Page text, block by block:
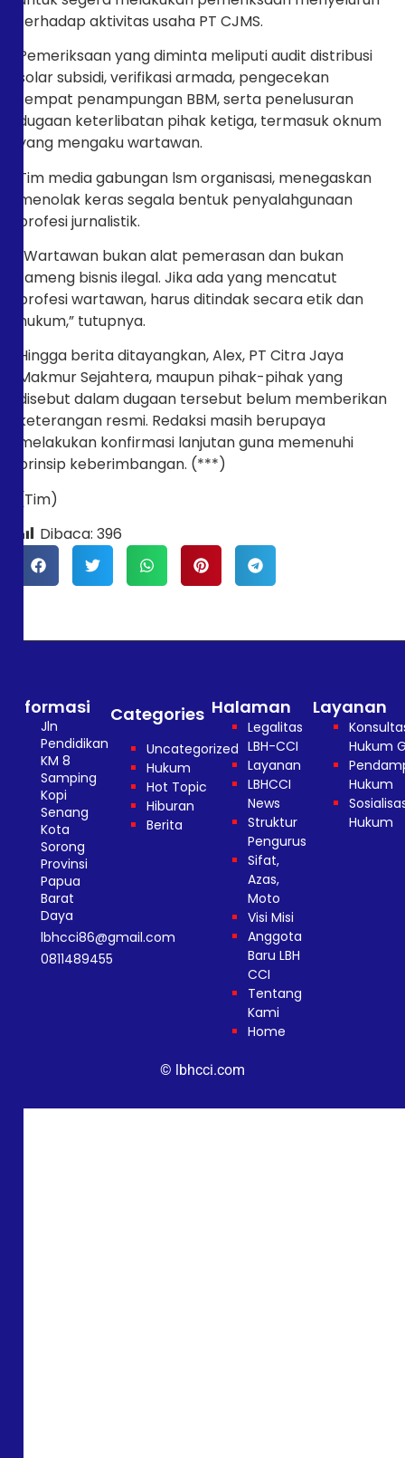
terhadap aktivitas usaha PT CJMS.
Pemeriksaan yang diminta meliputi audit distribusi
solar subsidi, verifikasi armada, pengecekan
tempat penampungan BBM, serta penelusuran
dugaan keterlibatan pihak ketiga, termasuk oknum
yang mengaku wartawan.
Tim media gabungan lsm organisasi, menegaskan
menolak keras segala bentuk penyalahgunaan
profesi jurnalistik.
“Wartawan bukan alat pemerasan dan bukan
tameng bisnis ilegal. Jika ada yang mencatut
profesi wartawan, harus ditindak secara etik dan
hukum,” tutupnya.
Hingga berita ditayangkan, Alex, PT Citra Jaya
Makmur Sejahtera, maupun pihak-pihak yang
disebut dalam dugaan tersebut belum memberikan
keterangan resmi. Redaksi masih berupaya
melakukan konfirmasi lanjutan guna memenuhi
prinsip keberimbangan. (***)
(Tim)
Dibaca: 396
Informasi
Jln
Pendidikan
KM 8
Samping
Kopi
Senang
Kota
Sorong
Provinsi
Papua
Barat
Daya
lbhcci86@gmail.com
0811489455
Categories
Uncategorized
Hukum
Hot Topic
Hiburan
Berita
Halaman
Legalitas
LBH-CCI
Layanan
LBHCCI
News
Struktur
Pengurus
Sifat,
Azas,
Moto
Visi Misi
Anggota
Baru LBH
CCI
Tentang
Kami
Home
Layanan
Hukum
Hukum
Hukum
© lbhcci.com